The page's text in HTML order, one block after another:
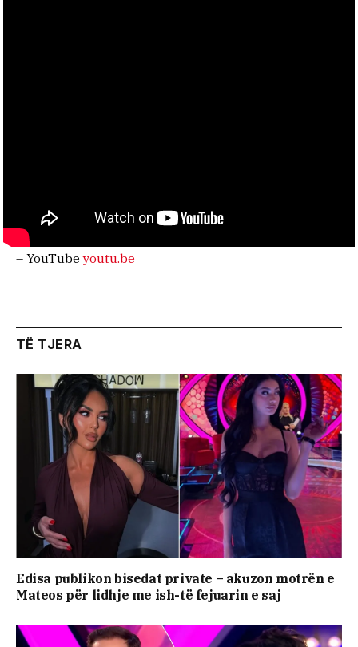
– YouTube youtu.be
TË TJERA
Edisa publikon bisedat private – akuzon motrën e
Mateos për lidhje me ish-të fejuarin e saj